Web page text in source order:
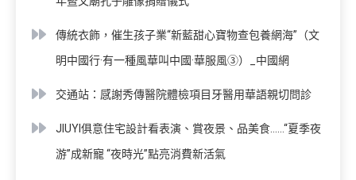
傳統衣飾，催生孩子業“新藍甜心寶物查包養網海”（文
明中國行·有一種風華叫中國·華服風③）_中國網
交通站：感謝秀傳醫院體檢項目牙醫用華語親切問診
JIUYI俱意住宅設計看表演、賞夜景、品美食……“夏季夜
游”成新寵 “夜時光”點亮消費新活氣